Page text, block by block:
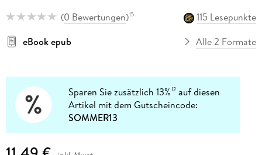
(0 Bewertungen)15
115 Lesepunkte
eBook epub
Alle 2 Formate
Sparen Sie zusätzlich 13%12 auf diesen
Artikel mit dem Gutscheincode:
SOMMER13